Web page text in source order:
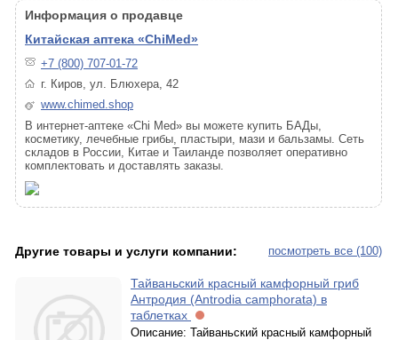
Информация о продавце
Китайская аптека «ChiMed»
+7 (800) 707-01-72
г. Киров, ул. Блюхера, 42
www.chimed.shop
В интернет-аптеке «Chi Med» вы можете купить БАДы,
косметику, лечебные грибы, пластыри, мази и бальзамы. Сеть
складов в России, Китае и Таиланде позволяет оперативно
комплектовать и доставлять заказы.
посмотреть все (100)
Другие товары и услуги компании:
Тайваньский красный камфорный гриб
Антродия (Antrodia camphorata) в
таблетках
Описание: Тайваньский красный камфорный